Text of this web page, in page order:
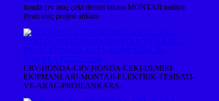
honda crv araç çeki demiri takma MONTAJI maliyti
fiyatı araç projesi ankara
CRV-HONDA-CRV-HONDA-CEKI-DEMIRI-
EKIPMANLARI-MONTAJI-ELEKTRIK-TESISATI-
VE-ARAC-PROJEANKARA.